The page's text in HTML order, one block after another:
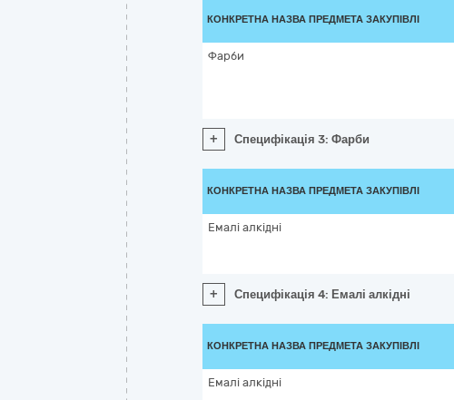
КОНКРЕТНА НАЗВА ПРЕДМЕТА ЗАКУПІВЛІ
Фарби
+ Специфікація 3: Фарби
КОНКРЕТНА НАЗВА ПРЕДМЕТА ЗАКУПІВЛІ
Емалі алкідні
+ Специфікація 4: Емалі алкідні
КОНКРЕТНА НАЗВА ПРЕДМЕТА ЗАКУПІВЛІ
Емалі алкідні